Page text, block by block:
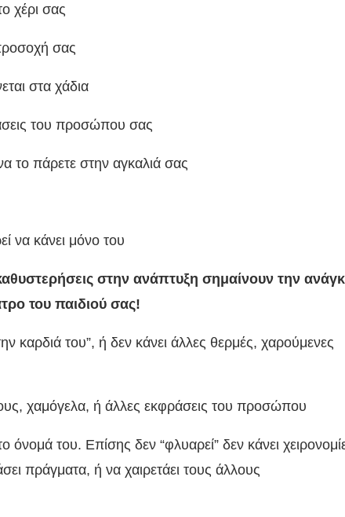
χέρι σας
σας
στα χάδια
του προσώπου σας
το πάρετε στην αγκαλιά σας
να κάνει μόνο του
στην ανάπτυξη σημαίνουν την
του παιδιού σας!
καρδιά του”, ή δεν κάνει άλλες θερμές, χαρούμενες
χαμόγελα, ή άλλες εκφράσεις του προσώπου
του. Επίσης δεν “φλυαρεί” δεν κάνει
πράγματα, ή να χαιρετάει τους άλλους